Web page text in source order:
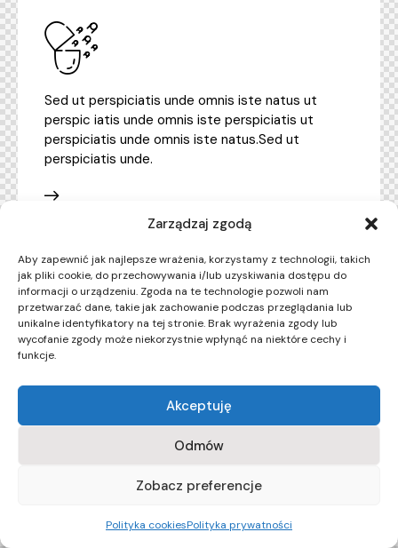
Zarządzaj zgodą
Aby zapewnić jak najlepsze wrażenia, korzystamy z technologii, takich
jak pliki cookie, do przechowywania i/lub uzyskiwania dostępu do
informacji o urządzeniu. Zgoda na te technologie pozwoli nam
przetwarzać dane, takie jak zachowanie podczas przeglądania lub
unikalne identyfikatory na tej stronie. Brak wyrażenia zgody lub
wycofanie zgody może niekorzystnie wpłynąć na niektóre cechy i
funkcje.
Akceptuję
Odmów
Zobacz preferencje
Polityka cookiesPolityka prywatności
Sed ut perspiciatis unde omnis iste natus ut
perspic iatis unde omnis iste perspiciatis ut
perspiciatis unde omnis iste natus.Sed ut
perspiciatis unde.